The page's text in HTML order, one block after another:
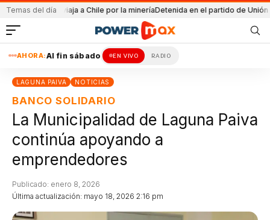
Temas del día
YPFPullaro viaja a Chile por la mineríaDetenida en el partido de Unión y
AHORA:Al fin sábado EN VIVO RADIO
LAGUNA PAIVA NOTICIAS
BANCO SOLIDARIO
La Municipalidad de Laguna Paiva
continúa apoyando a
emprendedores
Última actualización: mayo 18, 2026 2:16 pm
Publicado: enero 8, 2026